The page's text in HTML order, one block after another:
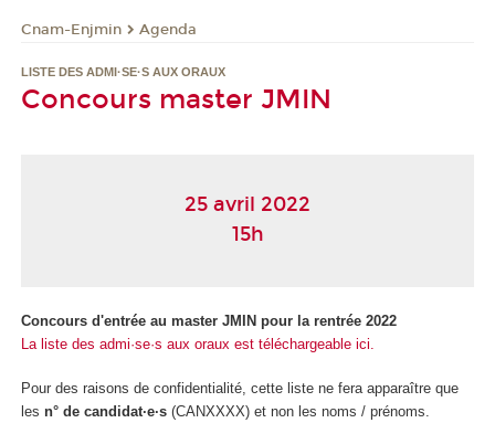
Cnam-Enjmin Agenda
LISTE DES ADMI·SE·S AUX ORAUX
Concours master JMIN
25 avril 2022
15h
Concours d'entrée au master JMIN pour la rentrée 2022
La liste des admi·se·s aux oraux est téléchargeable ici.
Pour des raisons de confidentialité, cette liste ne fera apparaître que
les n° de candidat·e·s (CANXXXX) et non les noms / prénoms.